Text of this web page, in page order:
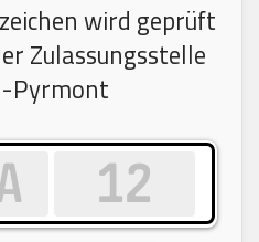
wird geprüft
Zulassungsstelle
Pyrmont